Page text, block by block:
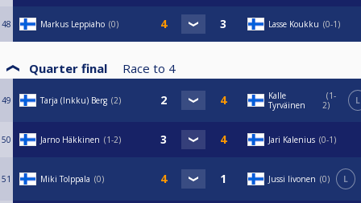
48 Markus Leppiaho 0 Lasse Koukku 0-1
Quarter final Race to 4
49 Tarja (Inkku) Berg 2
Kalle
Tyrväinen
1-
2
L
50 Jarno Häkkinen 1-2 Jari Kalenius 0-1
51 Miki Tolppala 0 Jussi Iivonen 0 L